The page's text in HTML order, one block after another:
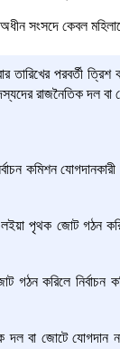
সংসদে কেবল
তারিখের পরবর্তী
সদস্যদের রাজনৈতিক
কমিশন
পৃথক জোট গঠন
করিলে নির্বাচন
বা জোটে যোগদান